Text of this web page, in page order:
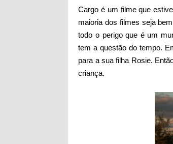
Cargo é um filme que
maioria dos filmes seja
todo o perigo que é um
tem a questão do tempo.
para a sua filha Rosie.
criança.